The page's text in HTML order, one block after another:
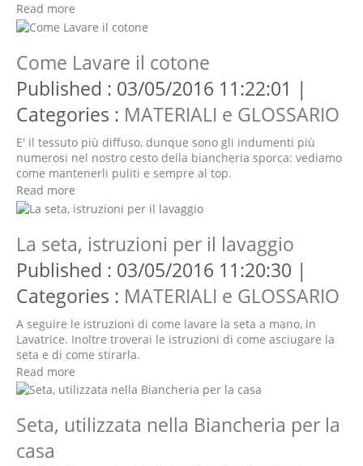
Read more
Come Lavare il cotone
Published : 03/05/2016 11:22:01 |
Categories : MATERIALI e GLOSSARIO
E' il tessuto più diffuso, dunque sono gli indumenti più
numerosi nel nostro cesto della biancheria sporca: vediamo
come mantenerli puliti e sempre al top.
Read more
La seta, istruzioni per il lavaggio
Published : 03/05/2016 11:20:30 |
Categories : MATERIALI e GLOSSARIO
A seguire le istruzioni di come lavare la seta a mano, in
Lavatrice. Inoltre troverai le istruzioni di come asciugare la
seta e di come stirarla.
Read more
Seta, utilizzata nella Biancheria per la
casa